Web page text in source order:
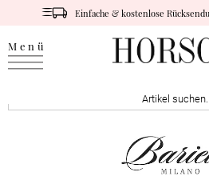
Einfache & kostenlose
Menü